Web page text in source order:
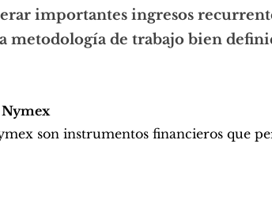
importantes ingresos
metodología de trabajo bien
son instrumentos financieros que